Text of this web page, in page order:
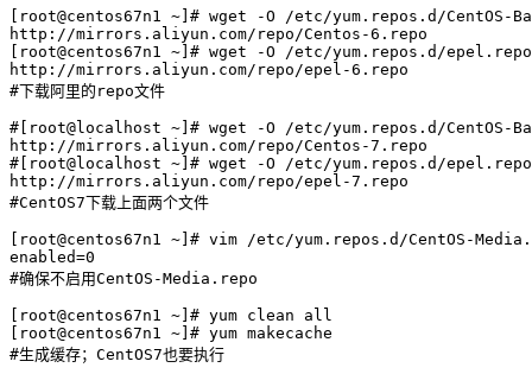
[root@centos67n1 ~]# wget -O /etc/yum.repos.d/CentOS-
http://mirrors.aliyun.com/repo/Centos-6.repo
[root@centos67n1 ~]# wget -O /etc/yum.repos.d/
http://mirrors.aliyun.com/repo/epel-6.repo
#下载阿里的repo文件
#[root@localhost ~]# wget -O /etc/yum.repos.d/CentOS-
http://mirrors.aliyun.com/repo/Centos-7.repo
#[root@localhost ~]# wget -O /etc/yum.repos.d/
http://mirrors.aliyun.com/repo/epel-7.repo
#CentOS7下载上面两个文件
[root@centos67n1 ~]# vim /etc/yum.repos.d/CentOS-
enabled=0
#确保不启用CentOS-Media.repo
[root@centos67n1 ~]# yum clean all
[root@centos67n1 ~]# yum makecache